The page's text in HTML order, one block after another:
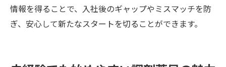
情報を得ることで、入社後のギャップやミスマッチを防
ぎ、安心して新たなスタートを切ることができます。